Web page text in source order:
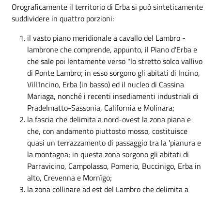
Orograficamente il territorio di Erba si può sinteticamente
suddividere in quattro porzioni:
il vasto piano meridionale a cavallo del Lambro -
lambrone che comprende, appunto, il Piano d'Erba e
che sale poi lentamente verso "lo stretto solco vallivo
di Ponte Lambro; in esso sorgono gli abitati di Incino,
Vill'Incino, Erba (in basso) ed il nucleo di Cassina
Mariaga, nonché i recenti insediamenti industriali di
Pradelmatto-Sassonia, California e Molinara;
la fascia che delimita a nord-ovest la zona piana e
che, con andamento piuttosto mosso, costituisce
quasi un terrazzamento di passaggio tra la 'pianura e
la montagna; in questa zona sorgono gli abitati di
Parravicino, Campolasso, Pomerio, Buccinigo, Erba in
alto, Crevenna e Mornìgo;
la zona collinare ad est del Lambro che delimita a